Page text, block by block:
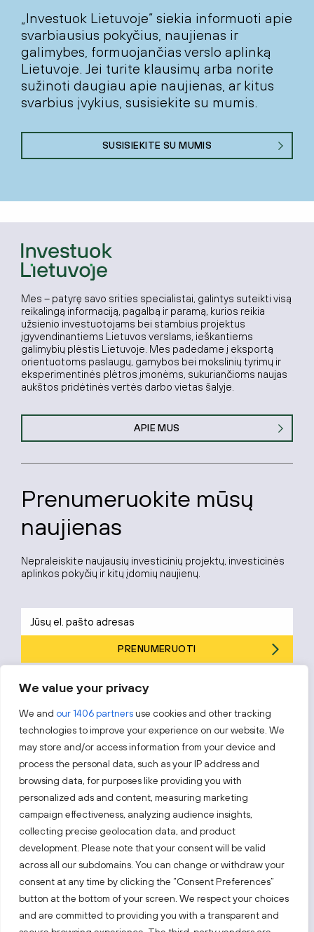
We value your privacy
We and our 1406 partnersuse cookies and other tracking
technologies to improve your experience on our website. We
may store and/or access information from your device and
process the personal data, such as your IP address and
browsing data, for purposes like providing you with
personalized ads and content, measuring marketing
campaign effectiveness, analyzing audience insights,
collecting precise geolocation data, and product
development. Please note that your consent will be valid
across all our subdomains. You can change or withdraw your
consent at any time by clicking the “Consent Preferences”
button at the bottom of your screen. We respect your choices
and are committed to providing you with a transparent and
„Investuok Lietuvoje“ siekia informuoti apie
svarbiausius pokyčius, naujienas ir
galimybes, formuojančias verslo aplinką
Lietuvoje. Jei turite klausimų arba norite
sužinoti daugiau apie naujienas, ar kitus
svarbius įvykius, susisiekite su mumis.
SUSISIEKITE SU MUMIS
Mes – patyrę savo srities specialistai, galintys suteikti visą
reikalingą informaciją, pagalbą ir paramą, kurios reikia
užsienio investuotojams bei stambius projektus
įgyvendinantiems Lietuvos verslams, ieškantiems
galimybių plėstis Lietuvoje. Mes padedame į eksportą
orientuotoms paslaugų, gamybos bei mokslinių tyrimų ir
eksperimentinės plėtros įmonėms, sukuriančioms naujas
aukštos pridėtinės vertės darbo vietas šalyje.
APIE MUS
Prenumeruokite mūsų
naujienas
Nepraleiskite naujausių investicinių projektų, investicinės
aplinkos pokyčių ir kitų įdomių naujienų.
PRENUMERUOTI
politika.
Sekite mus
Sužinokite naujienas pirmieji.
Taip pat apsilankykite: